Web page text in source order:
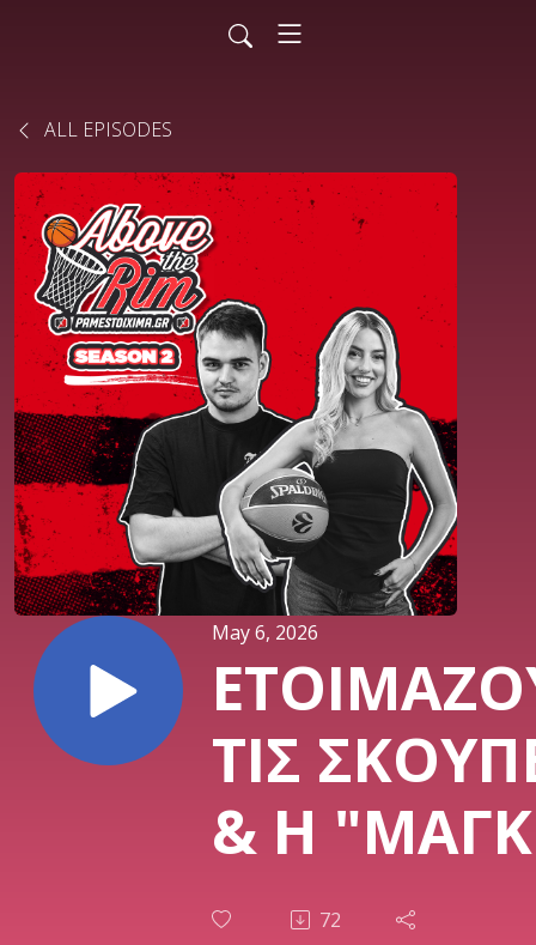
ALL EPISODES
May 6, 2026
ΤΙΣ
& Η
ΤΟΥ
72